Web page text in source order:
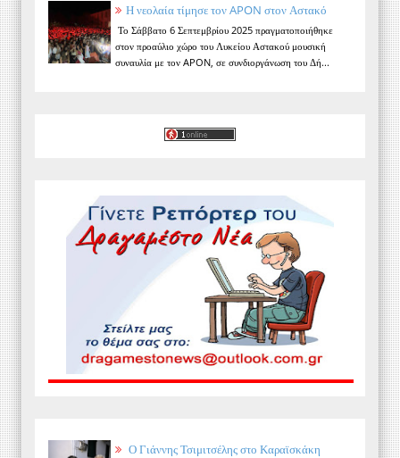
Η νεολαία τίμησε τον APON στον Αστακό
Το Σάββατο 6 Σεπτεμβρίου 2025 πραγματοποιήθηκε
στον προαύλιο χώρο του Λυκείου Αστακού μουσική
συναυλία με τον APON, σε συνδιοργάνωση του Δή...
Ο Γιάννης Τσιμιτσέλης στο Καραϊσκάκη